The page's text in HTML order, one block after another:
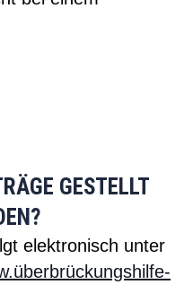
GESTELLT
elektronisch unter